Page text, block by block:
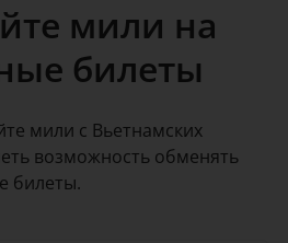
мили на
билеты
мили с Вьетнамских
возможность обменять
билеты.